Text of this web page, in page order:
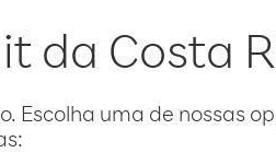
da Costa
uma de nossas